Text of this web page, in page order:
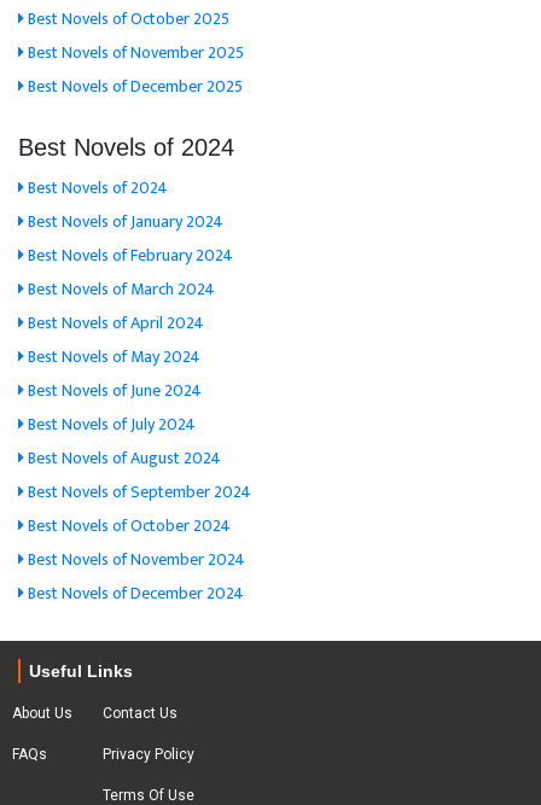
Best Novels of October 2025
Best Novels of November 2025
Best Novels of December 2025
Best Novels of 2024
Best Novels of 2024
Best Novels of January 2024
Best Novels of February 2024
Best Novels of March 2024
Best Novels of April 2024
Best Novels of May 2024
Best Novels of June 2024
Best Novels of July 2024
Best Novels of August 2024
Best Novels of September 2024
Best Novels of October 2024
Best Novels of November 2024
Best Novels of December 2024
Useful Links
About Us
FAQs
Contact Us
Privacy Policy
Terms Of Use